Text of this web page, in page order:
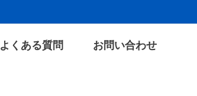
よくある質問 お問い合わせ